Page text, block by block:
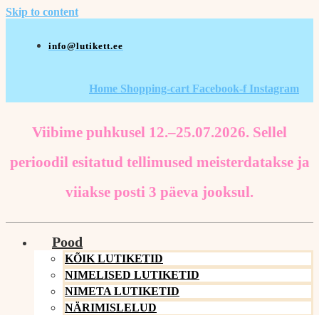
Skip to content
info@lutikett.ee
Home Shopping-cart Facebook-f Instagram
Viibime puhkusel 12.–25.07.2026. Sellel
perioodil esitatud tellimused meisterdatakse ja
viiakse posti 3 päeva jooksul.
Pood
KÕIK LUTIKETID
NIMELISED LUTIKETID
NIMETA LUTIKETID
NÄRIMISLELUD